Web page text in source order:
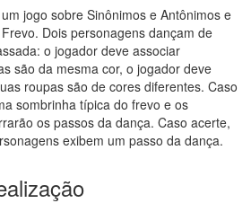
jogo sobre Sinônimos e Antônimos e
Dois personagens dançam de
o jogador deve associar
são da mesma cor, o jogador deve
roupas são de cores diferentes. Caso
sombrinha típica do frevo e os
os passos da dança. Caso acerte,
exibem um passo da dança.